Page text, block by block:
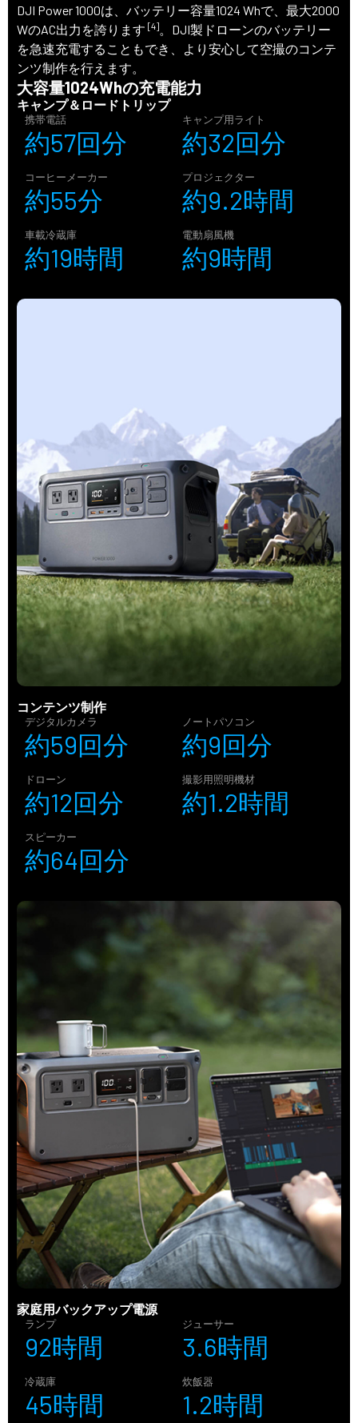
DJI Power 1000は、バッテリー容量1024 Whで、最大2000
WのAC出力を誇ります [4]。DJI製ドローンのバッテリー
を急速充電することもでき、より安心して空撮のコンテ
ンツ制作を行えます。
大容量1024Whの充電能力
キャンプ＆ロードトリップ
携帯電話
約57回分
キャンプ用ライト
約32回分
コーヒーメーカー
約55分
プロジェクター
約9.2時間
車載冷蔵庫
約19時間
電動扇風機
約9時間
コンテンツ制作
デジタルカメラ
約59回分
ノートパソコン
約9回分
ドローン
約12回分
撮影用照明機材
約1.2時間
スピーカー
約64回分
家庭用バックアップ電源
ランプ
92時間
ジューサー
3.6時間
冷蔵庫
45時間
炊飯器
1.2時間